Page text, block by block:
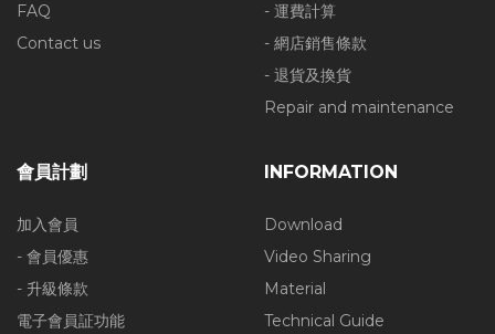
FAQ
Contact us
- 運費計算
- 網店銷售條款
- 退貨及換貨
Repair and maintenance
會員計劃
加入會員
- 會員優惠
- 升級條款
電子會員証功能
INFORMATION
Download
Video Sharing
Material
Technical Guide